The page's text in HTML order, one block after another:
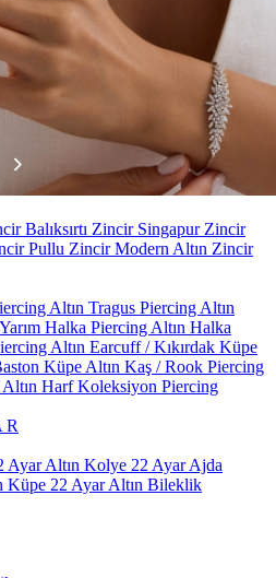
Balıksırtı Zincir Singapur Zincir
Pullu ZincirModern Altın Zincir
Altın Tragus Piercing Altın
Yarım Halka Piercing Altın Halka
Altın Earcuff / Kıkırdak Küpe
Küpe Altın Kaş / Rook Piercing
Altın Harf Koleksiyon Piercing
R
Ayar Altın Kolye 22 Ayar Ajda
Küpe 22 Ayar Altın Bileklik